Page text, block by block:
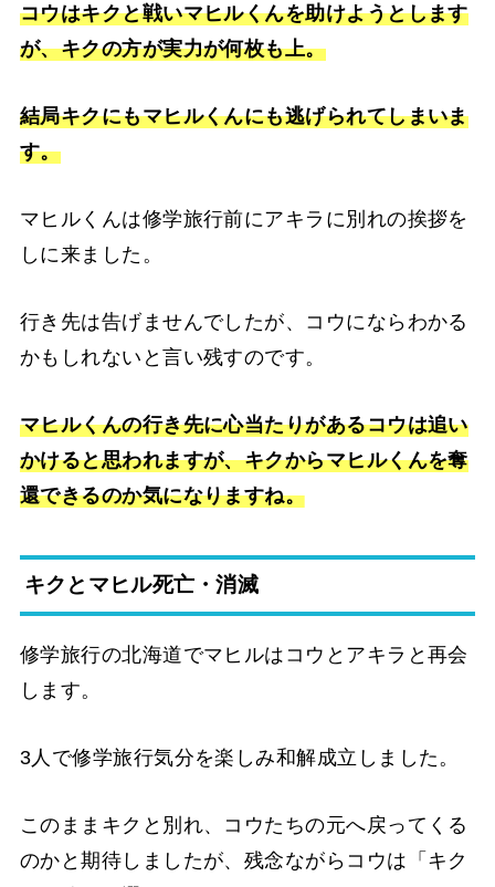
コウはキクと戦いマヒルくんを助けようとします
が、キクの方が実力が何枚も上。
結局キクにもマヒルくんにも逃げられてしまいま
す。
マヒルくんは修学旅行前にアキラに別れの挨拶を
しに来ました。
行き先は告げませんでしたが、コウにならわかる
かもしれないと言い残すのです。
マヒルくんの行き先に心当たりがあるコウは追い
かけると思われますが、キクからマヒルくんを奪
還できるのか気になりますね。
キクとマヒル死亡・消滅
修学旅行の北海道でマヒルはコウとアキラと再会
します。
3人で修学旅行気分を楽しみ和解成立しました。
このままキクと別れ、コウたちの元へ戻ってくる
のかと期待しましたが、残念ながらコウは「キク